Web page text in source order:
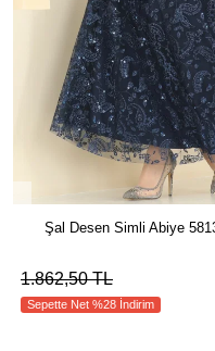
Şal Desen Simli Abiye
1.862,50 TL
Sepette Net %28 İndirim